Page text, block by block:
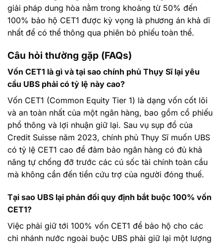
giải pháp dung hòa nằm trong khoảng từ 50% đến
100% bảo hộ CET1 được kỳ vọng là phương án khả dĩ
nhất để có thể thông qua phiên bỏ phiếu toàn thể.
Câu hỏi thường gặp (FAQs)
Vốn CET1 là gì và tại sao chính phủ Thụy Sĩ lại yêu
cầu UBS phải có tỷ lệ này cao?
Vốn CET1 (Common Equity Tier 1) là dạng vốn cốt lõi
và an toàn nhất của một ngân hàng, bao gồm cổ phiếu
phổ thông và lợi nhuận giữ lại. Sau vụ sụp đổ của
Credit Suisse năm 2023, chính phủ Thụy Sĩ muốn UBS
có tỷ lệ CET1 cao để đảm bảo ngân hàng có đủ khả
năng tự chống đỡ trước các cú sốc tài chính toàn cầu
mà không cần đến tiền cứu trợ của người đóng thuế.
Tại sao UBS lại phản đối quy định bắt buộc 100% vốn
CET1?
Việc phải giữ tới 100% vốn CET1 để bảo hộ cho các
chi nhánh nước ngoài buộc UBS phải giữ lại một lượng